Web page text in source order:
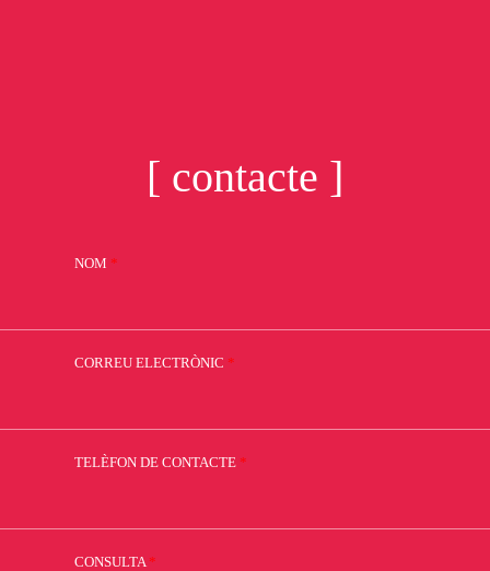
[ contacte ]
NOM *
CORREU ELECTRÒNIC *
TELÈFON DE CONTACTE *
CONSULTA *